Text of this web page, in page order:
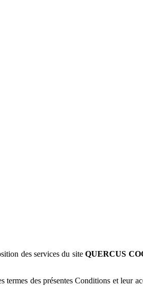
des services du siteQUERCUS
termes des présentes Conditions et